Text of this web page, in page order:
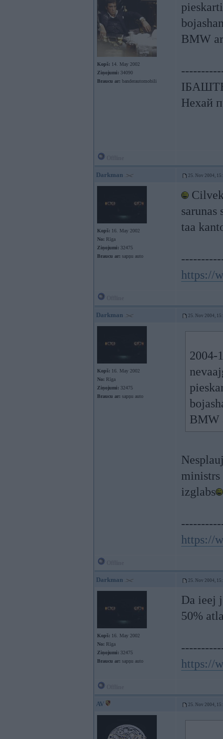
Kopš: 14. May 2002
Ziņojumi: 34090
Braucu ar: banderautomobili
BMW
Нехай
Darkman 25. Nov 2004,
Kopš: 16. May 2002
No: Rīga
Ziņojumi: 32475
Braucu ar: sapņu auto
sarunas
taa
https://
Darkman 25. Nov 2004,
Kopš: 16. May 2002
No: Rīga
Ziņojumi: 32475
Braucu ar: sapņu auto
2004-
BMW
ministrs
izglabs
https://
Darkman 25. Nov 2004,
Kopš: 16. May 2002
No: Rīga
Ziņojumi: 32475
Braucu ar: sapņu auto
Da ieej
50%
https://
AV 25. Nov 2004,